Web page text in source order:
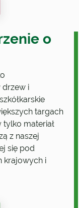
o
drzew i
targach
materiał
z naszej
się pod
krajowych i